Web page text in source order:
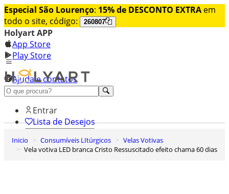
Especial São Lourenço: 15% de DESCONTO EXTRA em
todo o site, código:
260807
Holyart APP
App Store
Play Store
Ajuda e contatos
Conheça premium
Entrar
Lista de Desejos
0
Carrinho de Compras
Inicio Consumíveis LItúrgicos
Velas Votivas
Vela votiva LED branca Cristo Ressuscitado efeito chama 60 dias